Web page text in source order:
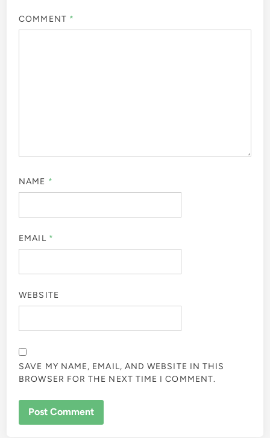
COMMENT *
NAME *
EMAIL *
WEBSITE
SAVE MY NAME, EMAIL, AND WEBSITE IN THIS
BROWSER FOR THE NEXT TIME I COMMENT.